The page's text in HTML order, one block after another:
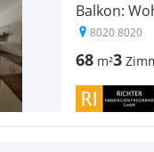
Balkon:
8020 8020
68 m²3